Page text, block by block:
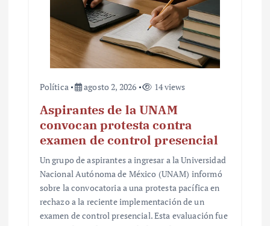
Política agosto 2, 2026 14 views
Aspirantes de la UNAM
convocan protesta contra
examen de control presencial
Un grupo de aspirantes a ingresar a la Universidad
Nacional Autónoma de México (UNAM) informó
sobre la convocatoria a una protesta pacífica en
rechazo a la reciente implementación de un
examen de control presencial. Esta evaluación fue